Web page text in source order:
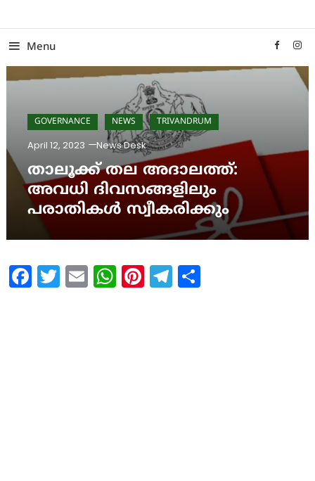
To
ContentMenu
GOVERNANCE NEWS TRIVANDRUM
April 12, 2023 News Desk
താലൂക്ക് തല അദാലത്ത്:
അവധി ദിവസങ്ങളിലും
പരാതികൾ സ്വീകരിക്കും
Facebook
Twitter
EmailWhatsApp
Pinterest
Telegram
Share